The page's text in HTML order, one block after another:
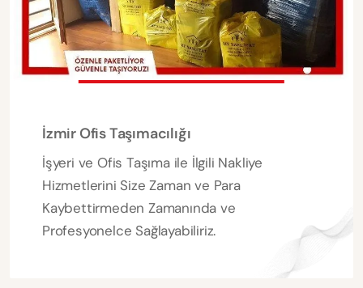
İzmir Ofis Taşımacılığı
İşyeri ve Ofis Taşıma ile İlgili Nakliye
Hizmetlerini Size Zaman ve Para
Kaybettirmeden Zamanında ve
Profesyonelce Sağlayabiliriz.